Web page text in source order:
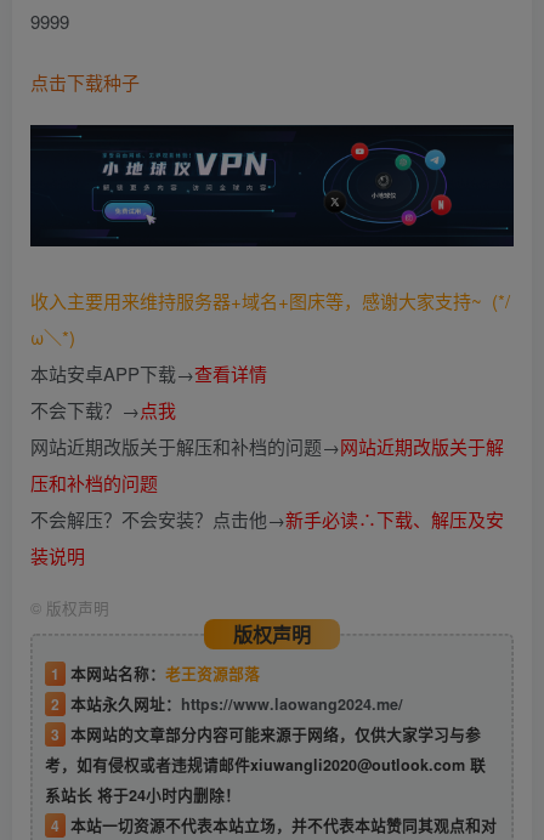
9999
点击下载种子
收入主要用来维持服务器+域名+图床等，感谢大家支持~ (*/
ω＼*)
本站安卓APP下载→查看详情
不会下载？→点我
网站近期改版关于解压和补档的问题→网站近期改版关于解
压和补档的问题
不会解压？不会安装？点击他→新手必读∴下载、解压及安
装说明
© 版权声明
版权声明
1 本网站名称： 老王资源部落
2 本站永久网址： https://www.laowang2024.me/
3 本网站的文章部分内容可能来源于网络，仅供大家学习与参
考，如有侵权或者违规请邮件xiuwangli2020@outlook.com 联
系站长 将于24小时内删除！
4 本站一切资源不代表本站立场，并不代表本站赞同其观点和对